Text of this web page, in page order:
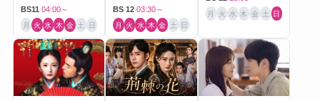
BS11 04:00～
月 火 水 木 金 土 日
BS 12 03:30～
月 火 水 木 金 土 日
月 火 水 木 金 土 日